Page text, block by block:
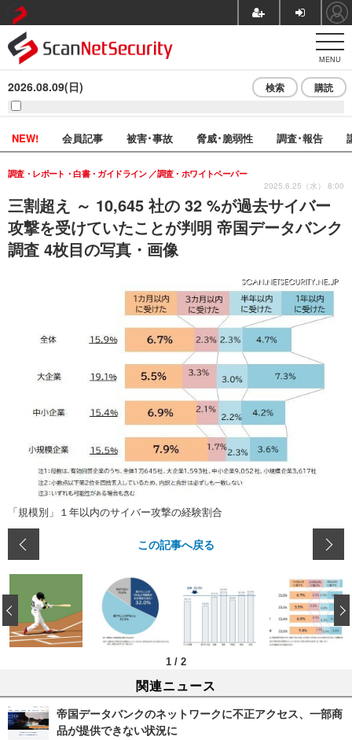
MENU
2026.08.09(日) 検索 購読
NEW! 会員記事 被害･事故 脅威･脆弱性 調査･報告
三割超え ～ 10,645 社の 32 %が過去サイバー
攻撃を受けていたことが判明 帝国データバンク
調査 4枚目の写真・画像
調査・レポート・白書・ガイドライン 調査・ホワイトペーパー
2025.6.25（水） 8:00
「規模別」１年以内のサイバー攻撃の経験割合
この記事へ戻る
1 / 2
‹
関連ニュース
帝国データバンクのネットワークに不正アクセス、一部商
品が提供できない状況に